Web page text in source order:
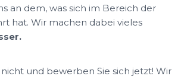
an dem, was sich im Bereich der
hat. Wir machen dabei vieles
und bewerben Sie sich jetzt! Wir